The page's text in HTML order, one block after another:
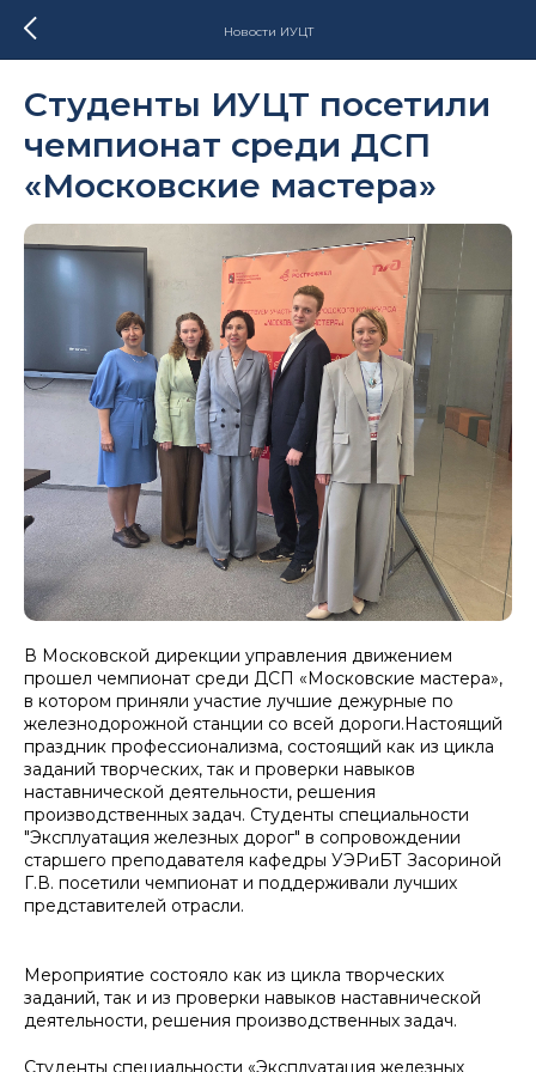
Новости ИУЦТ
Студенты ИУЦТ посетили
чемпионат среди ДСП
«Московские мастера»
В Московской дирекции управления движением
прошел чемпионат среди ДСП «Московские мастера»,
в котором приняли участие лучшие дежурные по
железнодорожной станции со всей дороги.Настоящий
праздник профессионализма, состоящий как из цикла
заданий творческих, так и проверки навыков
наставнической деятельности, решения
производственных задач. Студенты специальности
"Эксплуатация железных дорог" в сопровождении
старшего преподавателя кафедры УЭРиБТ Засориной
Г.В. посетили чемпионат и поддерживали лучших
представителей отрасли.
Мероприятие состояло как из цикла творческих
заданий, так и из проверки навыков наставнической
деятельности, решения производственных задач.
Студенты специальности «Эксплуатация железных